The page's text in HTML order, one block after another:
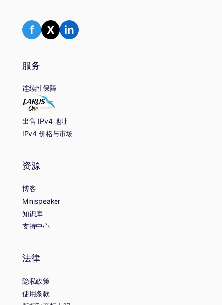
f X in
服务
连续性保障
出售 IPv4 地址
IPv4 价格与市场
资源
博客
Minispeaker
知识库
支持中心
法律
隐私政策
使用条款